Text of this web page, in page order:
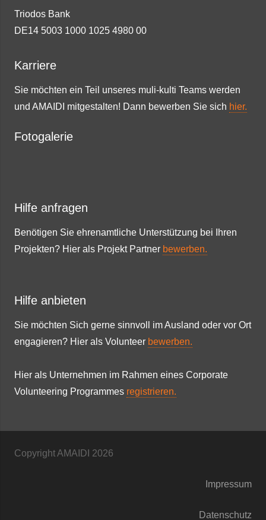
Triodos Bank
DE14 5003 1000 1025 4980 00
Karriere
Sie möchten ein Teil unseres muli-kulti Teams werden
und AMAIDI mitgestalten! Dann bewerben Sie sich hier.
Fotogalerie
Hilfe anfragen
Benötigen Sie ehrenamtliche Unterstützung bei Ihren
Projekten? Hier als Projekt Partner bewerben.
Hilfe anbieten
Sie möchten Sich gerne sinnvoll im Ausland oder vor Ort
engagieren? Hier als Volunteer bewerben.
Hier als Unternehmen im Rahmen eines Corporate
Volunteering Programmes registrieren.
Copyright AMAIDI 2026
Impressum
Datenschutz